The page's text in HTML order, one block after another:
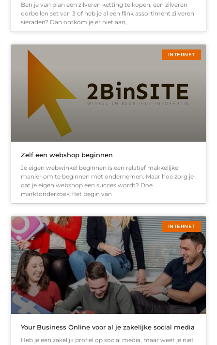
Ben je van plan een zilveren ketting te kopen, een zilveren
oorbellen set van 3 of heb je al een flink assortiment zilveren
sieraden? Dan ontkom je er niet aan,
INTERNET
Zelf een webshop beginnen
Je eigen webwinkel beginnen is een relatief makkelijke
manier om te beginnen met ondernemen. Maar hoe zorg je
dat je eigen webshop een succes wordt? Doe
marktonderzoek Het begin van
INTERNET
Your Business Online voor al je zakelijke social media
Heb je een zakelijk profiel op social media, maar weet je niet